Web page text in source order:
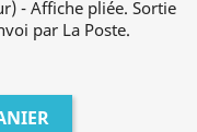
- Affiche pliée. Sortie
par La Poste.